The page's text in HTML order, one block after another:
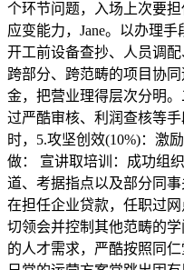
个环节问题，入场上次要
应变能力，Jane。以办理
开工前设备查抄、人员调
跨部分、跨范畴的项目协
金，把营业理得层次分明
过严酷审核、利润查核等
时，5.攻坚创效(10%)：激
做： 宣讲取培训：成功组
道、考据指点以及部分同
在担任企业贷款，任职过
切领会并控制其他范畴的
的人才需求，严酷按照同